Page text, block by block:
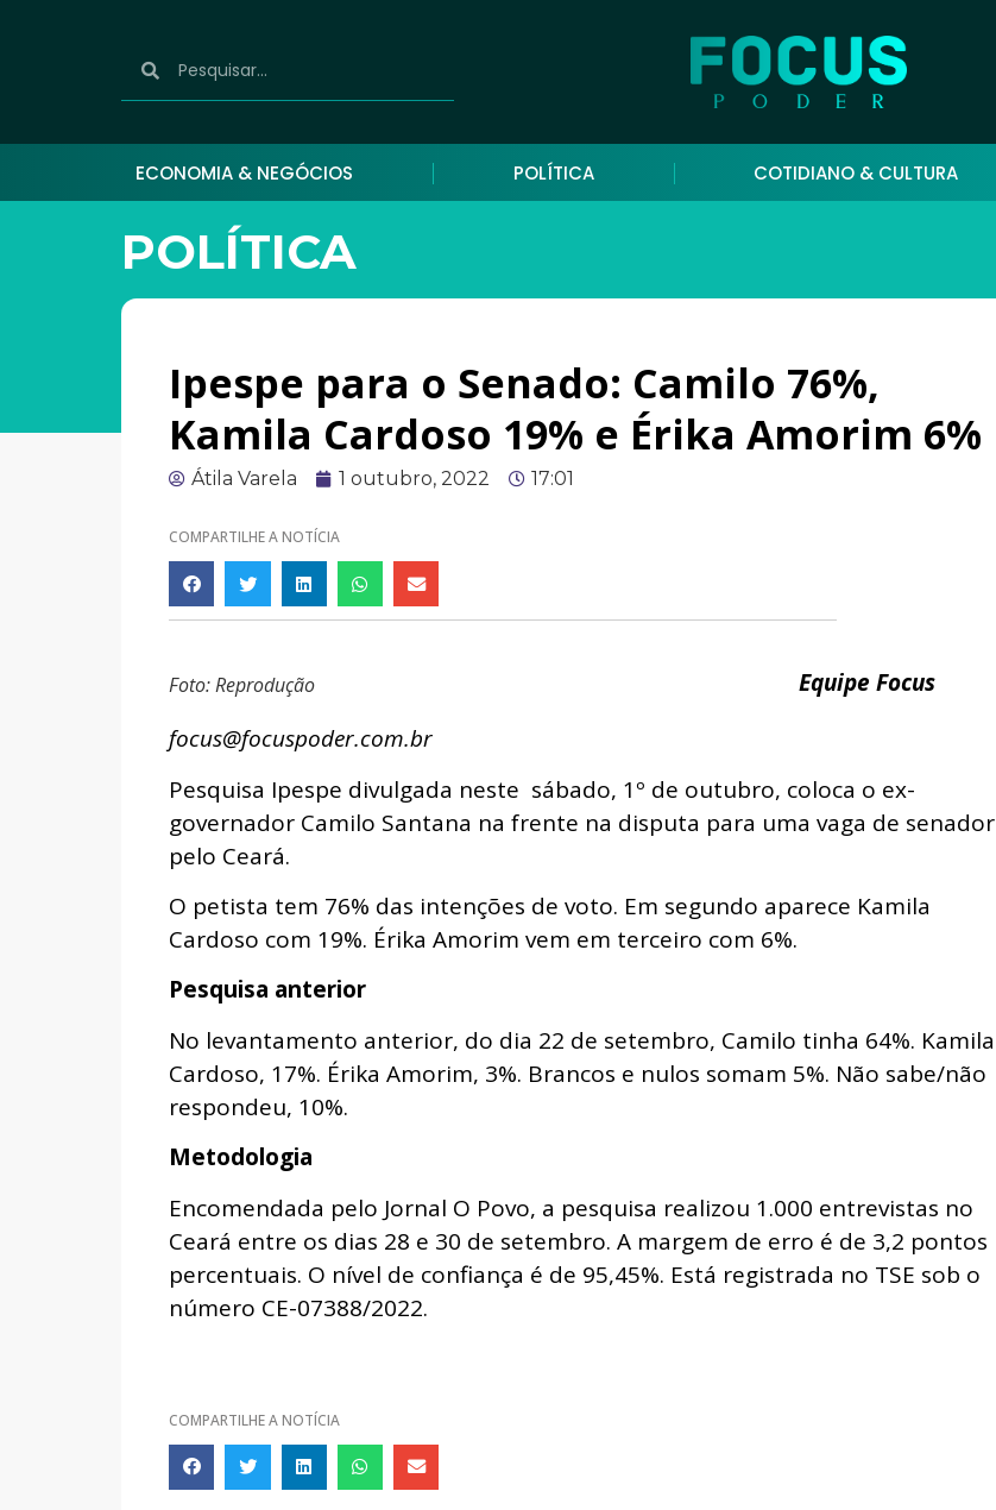
ECONOMIA & NEGÓCIOS POLÍTICA COTIDIANO & CULTURA
POLÍTICA
Ipespe para o Senado: Camilo 76%,
Kamila Cardoso 19% e Érika Amorim 6%
Átila Varela 1 outubro, 2022 17:01
COMPARTILHE A NOTÍCIA
Foto: Reprodução
Equipe Focus
focus@focuspoder.com.br
Pesquisa Ipespe divulgada neste sábado, 1º de outubro, coloca o ex-
governador Camilo Santana na frente na disputa para uma vaga de senador
pelo Ceará.
O petista tem 76% das intenções de voto. Em segundo aparece Kamila
Cardoso com 19%. Érika Amorim vem em terceiro com 6%.
Pesquisa anterior
No levantamento anterior, do dia 22 de setembro, Camilo tinha 64%. Kamila
Cardoso, 17%. Érika Amorim, 3%. Brancos e nulos somam 5%. Não sabe/não
respondeu, 10%.
Metodologia
Encomendada pelo Jornal O Povo, a pesquisa realizou 1.000 entrevistas no
Ceará entre os dias 28 e 30 de setembro. A margem de erro é de 3,2 pontos
percentuais. O nível de confiança é de 95,45%. Está registrada no TSE sob o
número CE-07388/2022.
COMPARTILHE A NOTÍCIA